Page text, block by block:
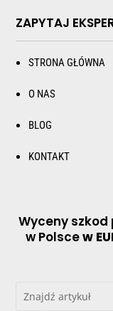
ZAPYTAJ
STRONA GŁÓWNA
O NAS
BLOG
KONTAKT
Wyceny
w Polscew